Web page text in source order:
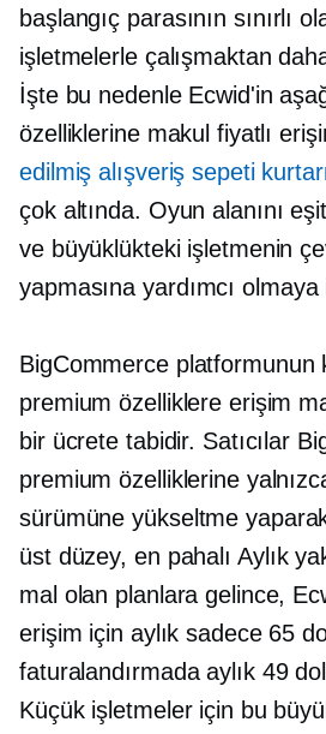
başlangıç ​​parasının sınırlı
işletmelerle çalışmaktan
İşte bu nedenle Ecwid'in
özelliklerine makul fiyatlı
edilmiş alışveriş sepeti
çok altında. Oyun alanını
ve büyüklükteki işletmenin
yapmasına yardımcı olmaya
BigCommerce platformunun
premium özelliklere erişim
bir ücrete tabidir. Satıcılar
premium özelliklerine
sürümüne yükseltme
üst düzey, en pahalı Aylık
mal olan planlara gelince,
erişim için aylık sadece 65
faturalandırmada aylık 49
Küçük işletmeler için bu